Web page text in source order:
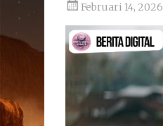
Februari 14, 2026